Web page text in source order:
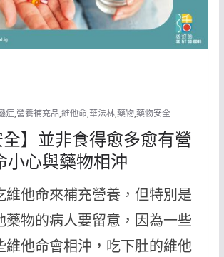
症,營養補充品,維他命,華法林,藥物,藥物安全
全】並非食得愈多愈有營
小心與藥物相沖
維他命來補充營養，但特別是
藥物的病人要留意，因為一些
維他命會相沖，吃下肚的維他